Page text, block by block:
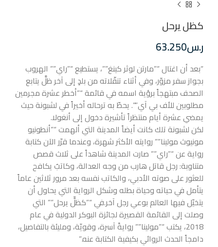
كظل يرحل
ر.س63.250
“بعد أن اغتال “”مارتن لوثر كينغ””، يستطيع “”راي”” الهروب
بجواز سفر مزوّر، وفي أثناء تنقّلاته من بلدٍ إلى آخر ظلَّ يتابع
الصحف مبتهجاً برؤية اسمه في قائمة “”أخطر عشرة مجرمين
مطلوبين للأف بي آي””. يحطّ به ترحاله أخيراً في لشبونة حيث
يمضي عشرة أيام منتظراً تأشيرة دخول إلى أنغولا.
لكنلشبونة تلك كانت أيضاً المدينة التي ألهمت “”أنطونيو
مونيوث مولينا”” روايته الأكثر شهرة، وعندما قرّر الآن كتابة
رواية عن “”راي”” صارت المدينة شاهداً على ثلاث قصص
متناوبة: رجل قاتل هارب من وجه العدالة، وكاتبٌ يكافح
للعثور على صوته الأدبي، والكاتب نفسه بعد مرور ثلاثين عاماً
يتأمل في حياته وحياة بطله وشكل الرواية التي يحاول أن
يتخيّل فيها العالم بوعي رجل آخر.في “”كظلٍّ يرحل”” التي
وصلت إلى القائمة القصيرة لجائزة البوكر الدولية في عام
2018، يكتب “”مولينا”” روايةً آسرة، وقويّة، ومليئة بالتفاصيل،
دامجاً الحدث الروائي بكيفية الكتابة عنه.”